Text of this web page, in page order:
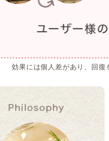
効果には個人差があり、回